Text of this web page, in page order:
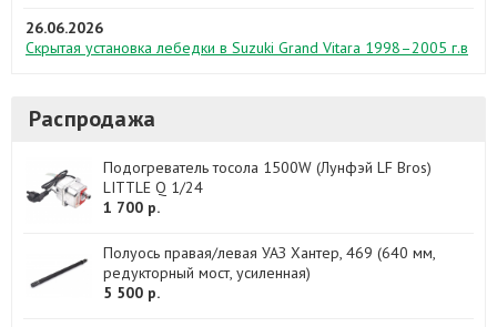
26.06.2026
Скрытая установка лебедки в Suzuki Grand Vitara 1998–2005 г.в
Распродажа
Подогреватель тосола 1500W (Лунфэй LF Bros)
LITTLE Q 1/24
1 700 р.
Полуось правая/левая УАЗ Хантер, 469 (640 мм,
редукторный мост, усиленная)
5 500 р.